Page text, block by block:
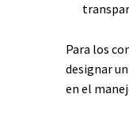
Para los
designar
en el